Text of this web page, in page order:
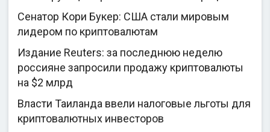
Сенатор Кори Букер: США стали мировым
лидером по криптовалютам
Издание Reuters: за последнюю неделю
россияне запросили продажу криптовалюты
на $2 млрд
Власти Таиланда ввели налоговые льготы для
криптовалютных инвесторов